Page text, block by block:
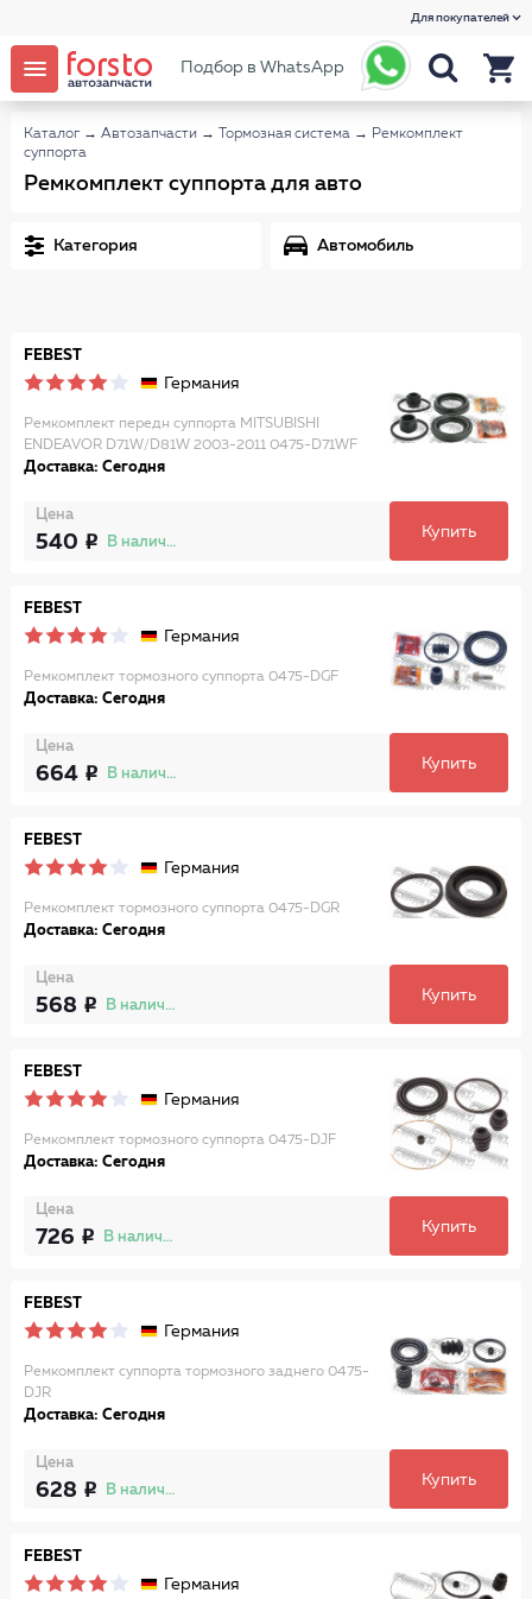
Для покупателей
Подбор в WhatsApp
Каталог → Автозапчасти → Тормозная система → Ремкомплект
суппорта
Ремкомплект суппорта для авто
Категория Автомобиль
FEBEST
Германия
Ремкомплект передн суппорта MITSUBISHI
ENDEAVOR D71W/D81W 2003-2011 0475-D71WF
Доставка: Сегодня
Цена
540 В наличии
Купить
FEBEST
Германия
Ремкомплект тормозного суппорта 0475-DGF
Доставка: Сегодня
Цена
664 В наличии
Купить
FEBEST
Германия
Ремкомплект тормозного суппорта 0475-DGR
Доставка: Сегодня
Цена
568 В наличии
Купить
FEBEST
Германия
Ремкомплект тормозного суппорта 0475-DJF
Доставка: Сегодня
Цена
726 В наличии
Купить
FEBEST
Германия
Ремкомплект суппорта тормозного заднего 0475-
DJR
Доставка: Сегодня
Цена
628 В наличии
Купить
FEBEST
Германия